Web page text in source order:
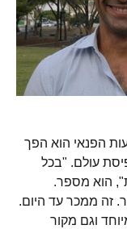
הפנאי הוא הפך
עולם. "בכל
הוא מספר.
זה ממכר עד היום.
וגם מקור